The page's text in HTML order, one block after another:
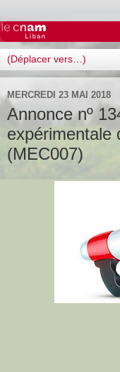
MERCREDI 23 MAI 2018
Annonce nº
expérimentale
(MEC007)